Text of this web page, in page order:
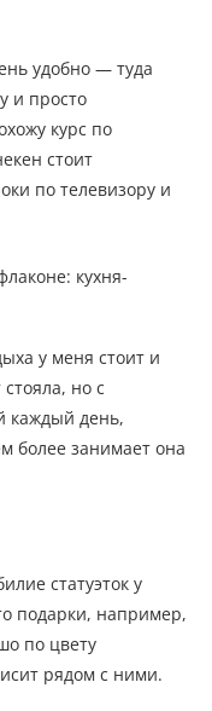
удобно — туда
и просто
курс по
стоит
по телевизору и
у меня стоит и
но с
каждый день,
более занимает она
статуэток у
подарки, например,
по цвету
рядом с ними.